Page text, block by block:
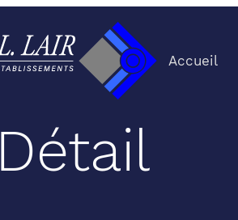
Accueil
Détail